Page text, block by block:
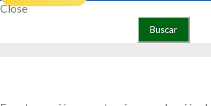
Close